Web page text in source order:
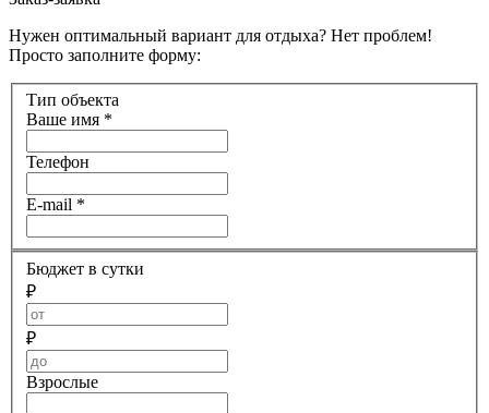
Нужен оптимальный вариант для отдыха? Нет проблем!
Просто заполните форму:
Тип объекта
Ваше имя *
Телефон
E-mail *
Бюджет в сутки
₽
₽
Взрослые